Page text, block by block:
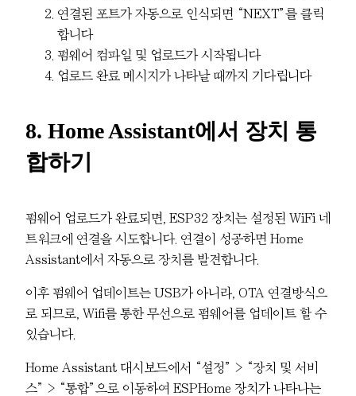
연결된 포트가 자동으로 인식되면 “NEXT”를 클릭
합니다
펌웨어 컴파일 및 업로드가 시작됩니다
업로드 완료 메시지가 나타날 때까지 기다립니다
8. Home Assistant에서 장치 통
합하기
펌웨어 업로드가 완료되면, ESP32 장치는 설정된 WiFi 네
트워크에 연결을 시도합니다. 연결이 성공하면 Home
Assistant에서 자동으로 장치를 발견합니다.
이후 펌웨어 업데이트는 USB가 아니라, OTA 연결방식으
로 되므로, Wifi를 통한 무선으로 펌웨어를 업데이트 할 수
있습니다.
Home Assistant 대시보드에서 “설정” > “장치 및 서비
스” > “통합”으로 이동하여 ESPHome 장치가 나타나는